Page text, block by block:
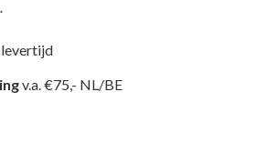
.
levertijd
v.a. €75,- NL/BE